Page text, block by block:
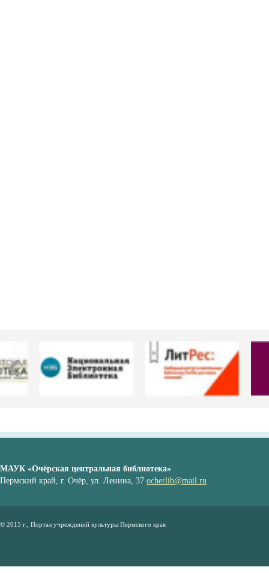
МАУК «Очёрская центральная библиотека»
Пермский край, г. Очёр, ул. Ленина, 37 ocherlib@mail.ru
© 2015 г., Портал учреждений культуры Пермского края